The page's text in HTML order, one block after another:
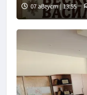
07 август | 13:55